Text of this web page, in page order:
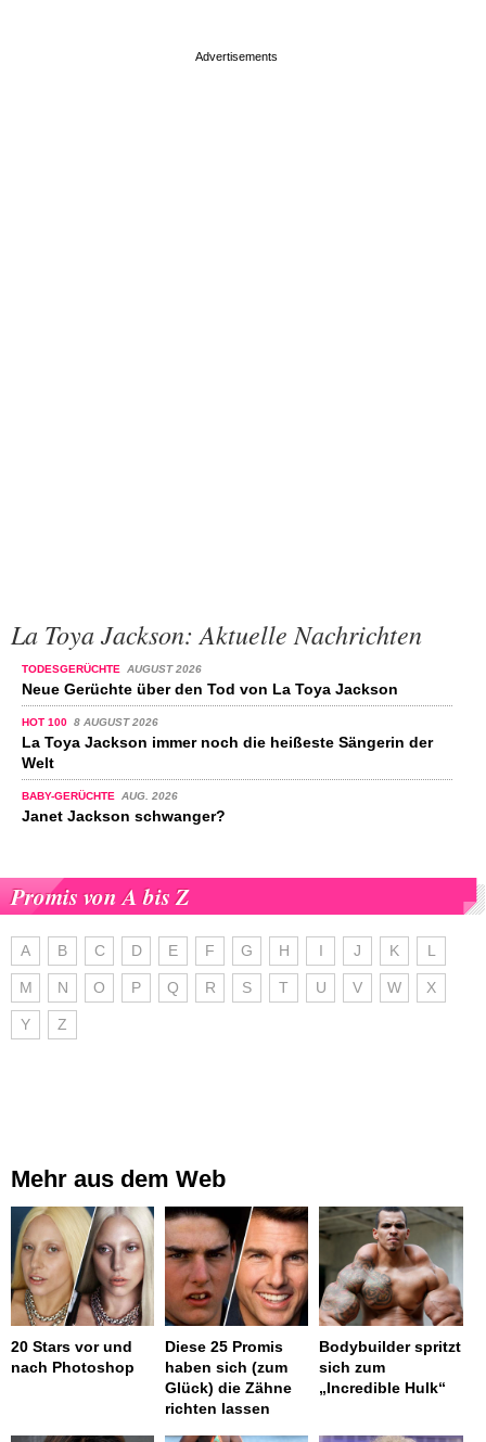
La Toya Jackson: Aktuelle Nachrichten
TODESGERÜCHTE AUGUST 2026
Neue Gerüchte über den Tod von La Toya Jackson
HOT 100 8 AUGUST 2026
La Toya Jackson immer noch die heißeste Sängerin der
Welt
BABY-GERÜCHTE AUG. 2026
Janet Jackson schwanger?
Promis von A bis Z
A B C D E F G H I J K L
M N O P Q R S T U V W X
Y Z
Mehr aus dem Web
20 Stars vor und
nach Photoshop
Diese 25 Promis
haben sich (zum
Glück) die Zähne
richten lassen
Bodybuilder spritzt
sich zum
„Incredible Hulk“